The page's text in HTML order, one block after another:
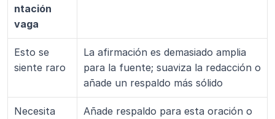
ntación
vaga
Esto se
siente raro
La afirmación es demasiado amplia
para la fuente; suaviza la redacción o
añade un respaldo más sólido
Necesita
Añade respaldo para esta oración o